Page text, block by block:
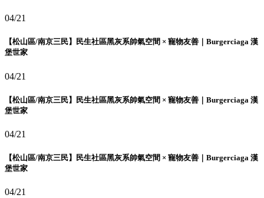
04/21
【松山區/南京三民】民生社區黑灰系帥氣空間 × 寵物友善｜Burgerciaga 漢
堡世家
04/21
【松山區/南京三民】民生社區黑灰系帥氣空間 × 寵物友善｜Burgerciaga 漢
堡世家
04/21
【松山區/南京三民】民生社區黑灰系帥氣空間 × 寵物友善｜Burgerciaga 漢
堡世家
04/21